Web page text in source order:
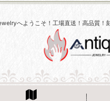
へようこそ！工場直送！高品質！